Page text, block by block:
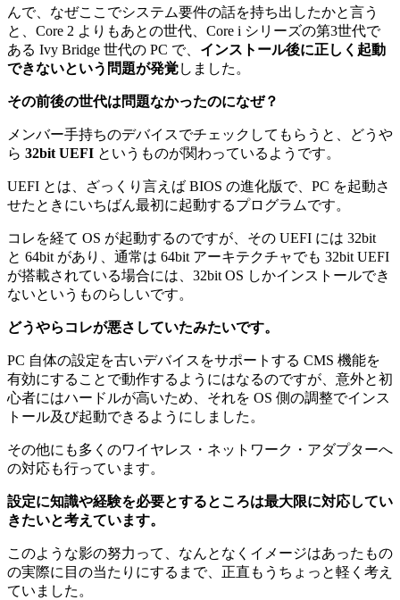
んで、なぜここでシステム要件の話を持ち出したかと言う
と、Core 2 よりもあとの世代、Core i シリーズの第3世代で
ある Ivy Bridge 世代の PC で、 インストール後に正しく起動
できないという問題が発覚しました。
その前後の世代は問題なかったのになぜ？
メンバー手持ちのデバイスでチェックしてもらうと、どうや
ら 32bit UEFI というものが関わっているようです。
UEFI とは、ざっくり言えば BIOS の進化版で、PC を起動さ
せたときにいちばん最初に起動するプログラムです。
コレを経て OS が起動するのですが、その UEFI には 32bit
と 64bit があり、通常は 64bit アーキテクチャでも 32bit UEFI
が搭載されている場合には、32bit OS しかインストールでき
ないというものらしいです。
どうやらコレが悪さしていたみたいです。
PC 自体の設定を古いデバイスをサポートする CMS 機能を
有効にすることで動作するようにはなるのですが、意外と初
心者にはハードルが高いため、それを OS 側の調整でインス
トール及び起動できるようにしました。
その他にも多くのワイヤレス・ネットワーク・アダプターへ
の対応も行っています。
設定に知識や経験を必要とするところは最大限に対応してい
きたいと考えています。
このような影の努力って、なんとなくイメージはあったもの
の実際に目の当たりにするまで、正直もうちょっと軽く考え
ていました。